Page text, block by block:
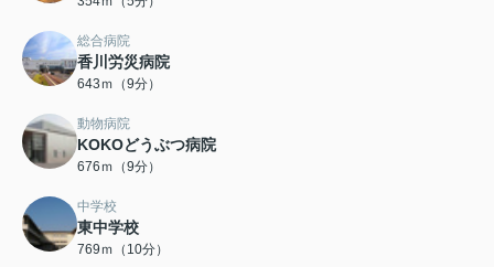
総合病院
香川労災病院
643ｍ（9分）
動物病院
KOKOどうぶつ病院
676ｍ（9分）
中学校
東中学校
769ｍ（10分）